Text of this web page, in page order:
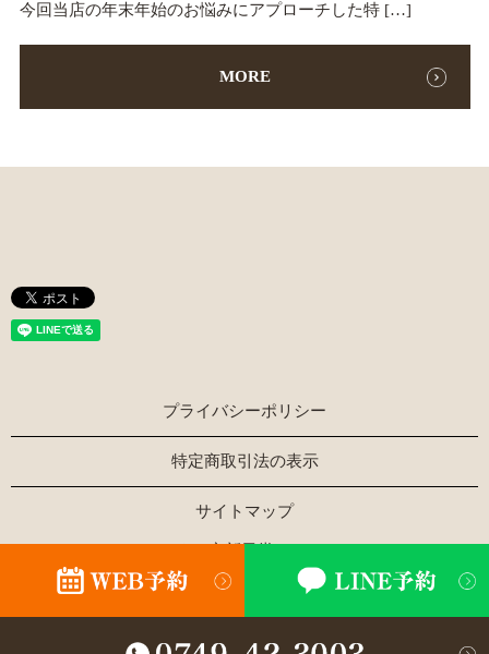
今回当店の年末年始のお悩みにアプローチした特 […]
MORE
プライバシーポリシー
特定商取引法の表示
サイトマップ
【掲載の記事・写真・イラストなどの無断複写・転載を禁じ